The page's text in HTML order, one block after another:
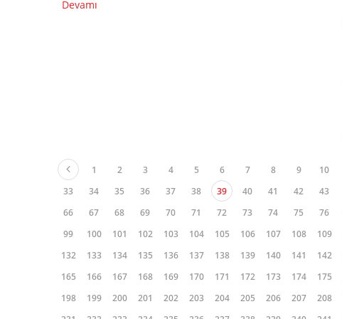
Devamı
1 2 3 4 5 6 7 8 9 10
33
34 35 36 37 38 39 40 41 42 43
66
67 68 69 70 71 72 73 74 75 76
99
100 101 102 103 104 105 106 107 108 109
132
133 134 135 136 137 138 139 140 141 142
165
166 167 168 169 170 171 172 173 174 175
198
199 200 201 202 203 204 205 206 207 208